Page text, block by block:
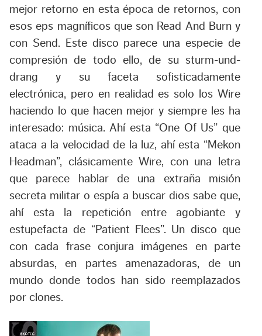
mejor retorno en esta época de retornos, con
esos eps magníficos que son Read And Burn y
con Send. Este disco parece una especie de
compresión de todo ello, de su sturm-und-
drang y su faceta sofisticadamente
electrónica, pero en realidad es solo los Wire
haciendo lo que hacen mejor y siempre les ha
interesado: música. Ahí esta “One Of Us” que
ataca a la velocidad de la luz, ahí esta “Mekon
Headman”, clásicamente Wire, con una letra
que parece hablar de una extraña misión
secreta militar o espía a buscar dios sabe que,
ahí esta la repetición entre agobiante y
estupefacta de “Patient Flees”. Un disco que
con cada frase conjura imágenes en parte
absurdas, en partes amenazadoras, de un
mundo donde todos han sido reemplazados
por clones.